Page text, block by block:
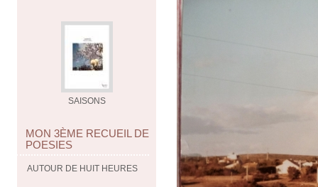
SAISONS
MON 3ÈME RECUEIL DE
POESIES
AUTOUR DE HUIT HEURES